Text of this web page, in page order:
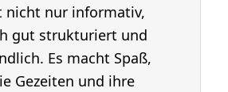
nicht nur informativ,
gut strukturiert und
Es macht Spaß,
Gezeiten und ihre